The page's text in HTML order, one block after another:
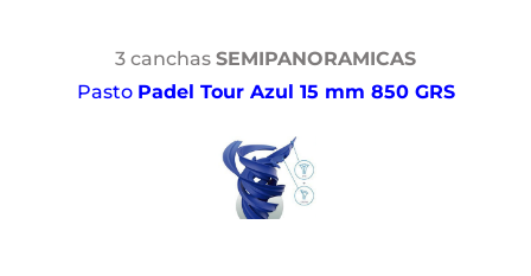
3 canchas SEMIPANORAMICAS
Pasto Padel Tour Azul 15 mm 850 GRS